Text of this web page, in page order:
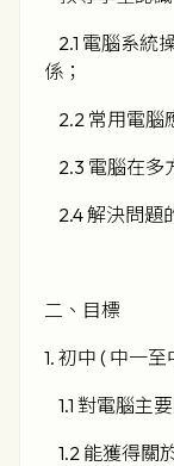
2.1 電腦系統
係；
2.2 常用電腦
2.3 電腦在多
2.4 解決問題
二、目標
1. 初中 ( 中一
1.1 對電腦主
1.2 能獲得關